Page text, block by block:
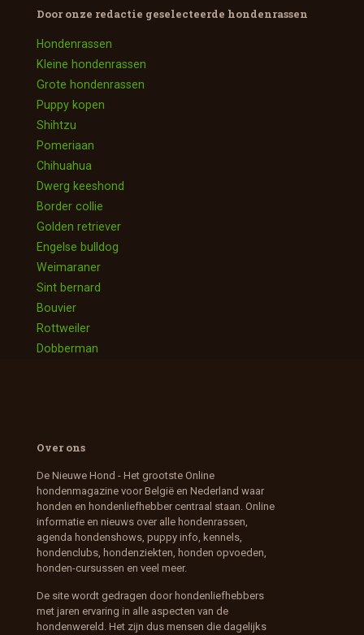
Door onze redactie geselecteerde hondenrassen
Hondenrassen
Kleine hondenrassen
Grote hondenrassen
Puppy kopen
Shihtzu
Pomeriaan
Chihuahua
Dwerg keeshond
Border collie
Golden retriever
Engelse bulldog
Weimaraner
Sint bernard
Bouvier
Rottweiler
Dobberman
Over ons
De Nieuwe Hond - Het grootste Online
hondenmagazine voor België en Nederland waar
honden en hondenliefhebber centraal staan. Online
informatie en nieuws over alle hondenrassen,
agenda hondenshows, puppy info, kennels,
hondenclubs, hondenziekten, honden opvoeden,
honden-cursussen en veel meer.
De site wordt gedragen door hondenliefhebbers
met jaren ervaring in alle aspecten van de
hondenwereld. Het zijn dus mensen die dagelijks